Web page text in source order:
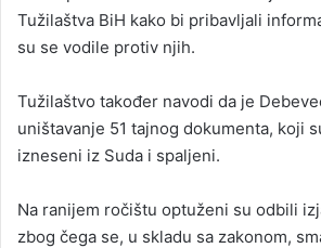
Tužilaštva BiH kako bi pribavljali
su se vodile protiv njih.
Tužilaštvo također navodi da je
uništavanje 51 tajnog dokumenta, koji
izneseni iz Suda i spaljeni.
Na ranijem ročištu optuženi su odbili
zbog čega se, u skladu sa zakonom,